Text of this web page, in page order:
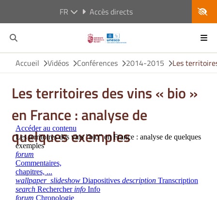
FR Accès directs
Accueil Vidéos Conférences 2014-2015 Les
Les territoires des vins « bio »
en France : analyse de
quelques exemples